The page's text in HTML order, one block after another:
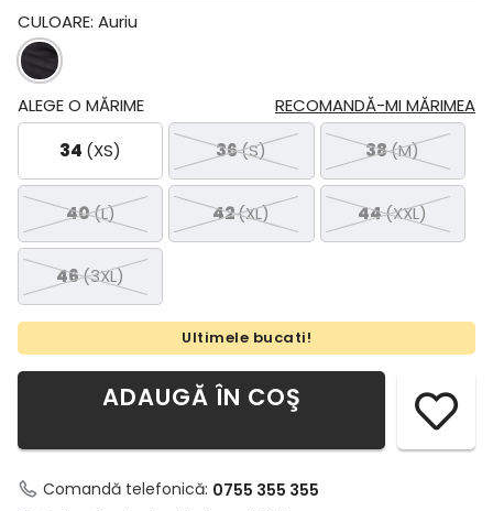
CULOARE: Auriu
RECOMANDĂ-MI MĂRIMEA
ALEGE O MĂRIME
34 (XS) 36(S) 38(M)
40(L) 42(XL) 44(XXL)
46(3XL)
Ultimele bucati!
ADAUGĂ ÎN COŞ
Comandă telefonică: 0755 355 355